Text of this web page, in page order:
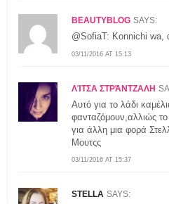
BEAUTYBLOG SAYS:
03/11/2016 AT 15:13
@SofiaT: Konnichi wa,
ΛΊΤΣΑ ΣΤΡΆΝΤΖΑΛΗ
03/11/2016 AT 15:37
Αυτό για το λάδι
φανταζόμουν,αλλιώς
για άλλη μια φορά
Μουτςς
STELLA SAYS: